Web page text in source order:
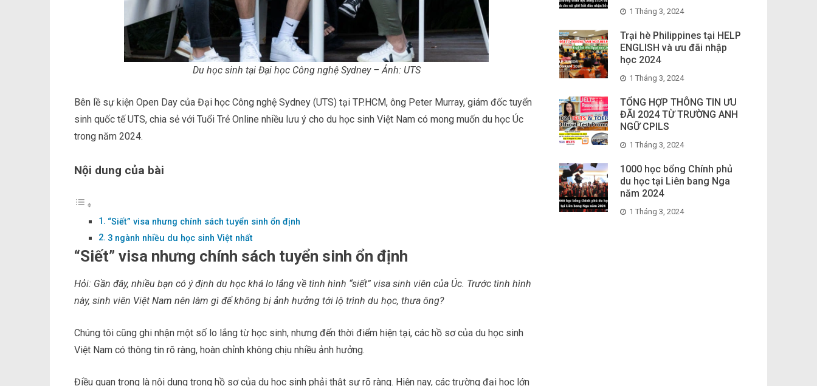
Du học sinh tại Đại học Công nghệ Sydney – Ảnh: UTS
Bên lề sự kiện Open Day của Đại học Công nghệ Sydney (UTS) tại TP.HCM, ông Peter Murray, giám đốc tuyển
sinh quốc tế UTS, chia sẻ với Tuổi Trẻ Online nhiều lưu ý cho du học sinh Việt Nam có mong muốn du học Úc
trong năm 2024.
Nội dung của bài
“Siết” visa nhưng chính sách tuyển sinh ổn định
3 ngành nhiều du học sinh Việt nhất
“Siết” visa nhưng chính sách tuyển sinh ổn định
Hỏi: Gần đây, nhiều bạn có ý định du học khá lo lắng về tình hình “siết” visa sinh viên của Úc. Trước tình hình
này, sinh viên Việt Nam nên làm gì để không bị ảnh hưởng tới lộ trình du học, thưa ông?
Chúng tôi cũng ghi nhận một số lo lắng từ học sinh, nhưng đến thời điểm hiện tại, các hồ sơ của du học sinh
Việt Nam có thông tin rõ ràng, hoàn chỉnh không chịu nhiều ảnh hưởng.
Điều quan trọng là nội dung trong hồ sơ của du học sinh phải thật sự rõ ràng. Hiện nay, các trường đại học lớn
1 Tháng 3, 2024
Trại hè Philippines tại HELP
ENGLISH và ưu đãi nhập
học 2024
1 Tháng 3, 2024
TỔNG HỢP THÔNG TIN ƯU
ĐÃI 2024 TỪ TRƯỜNG ANH
NGỮ CPILS
1 Tháng 3, 2024
1000 học bổng Chính phủ
du học tại Liên bang Nga
năm 2024
1 Tháng 3, 2024